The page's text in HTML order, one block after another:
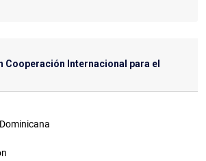
Cooperación Internacional para el